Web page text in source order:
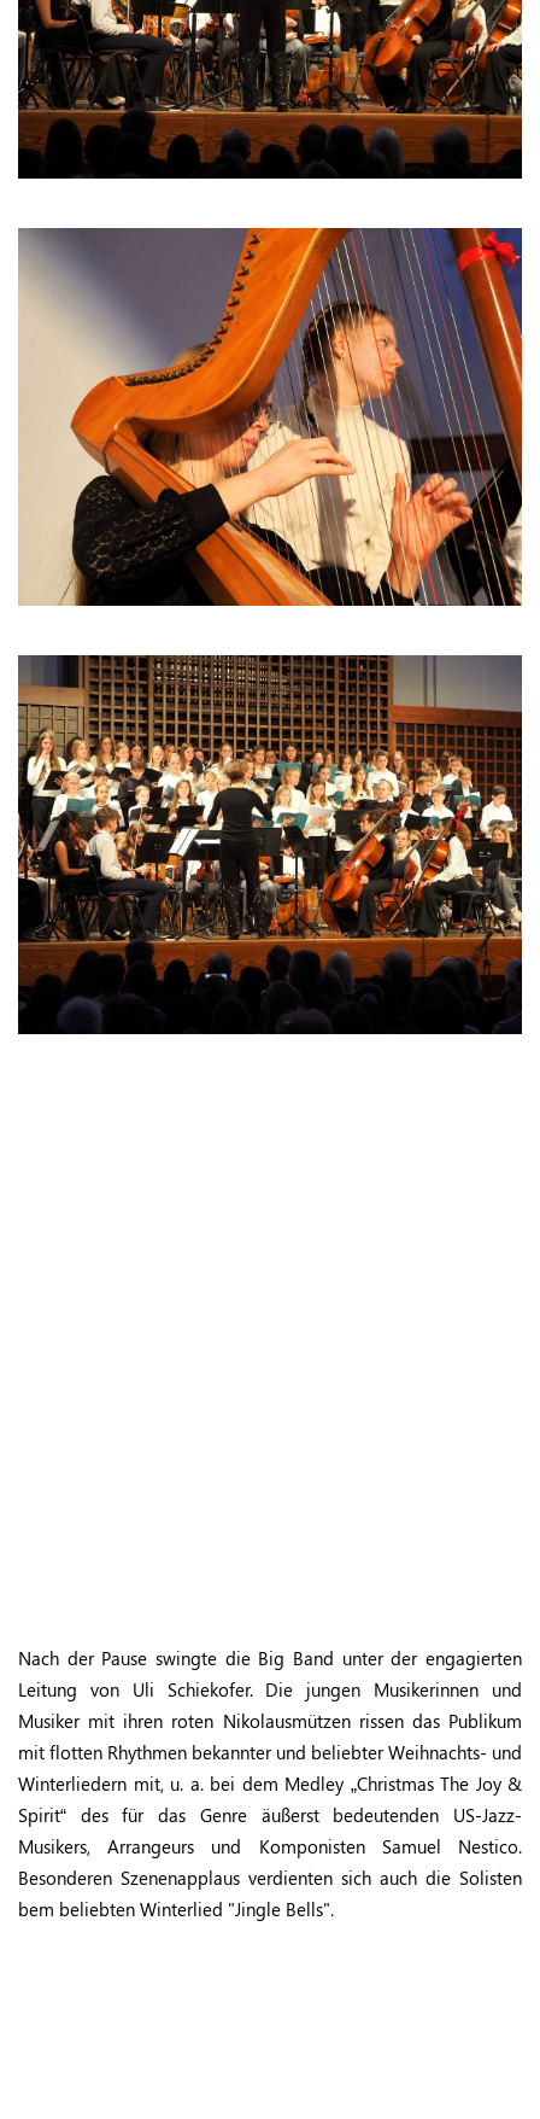
Nach der Pause swingte die Big Band unter der engagierten
Leitung von Uli Schiekofer. Die jungen Musikerinnen und
Musiker mit ihren roten Nikolausmützen rissen das Publikum
mit flotten Rhythmen bekannter und beliebter Weihnachts- und
Winterliedern mit, u. a. bei dem Medley „Christmas The Joy &
Spirit“ des für das Genre äußerst bedeutenden US-Jazz-
Musikers, Arrangeurs und Komponisten Samuel Nestico.
Besonderen Szenenapplaus verdienten sich auch die Solisten
bem beliebten Winterlied "Jingle Bells".